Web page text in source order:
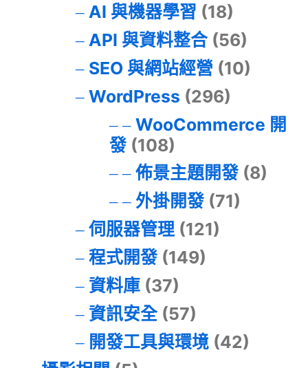
AI 與機器學習 (18)
API 與資料整合(56)
SEO 與網站經營 (10)
WordPress (296)
WooCommerce 開
發(108)
佈景主題開發(8)
外掛開發(71)
伺服器管理(121)
程式開發(149)
資料庫(37)
資訊安全(57)
開發工具與環境(42)